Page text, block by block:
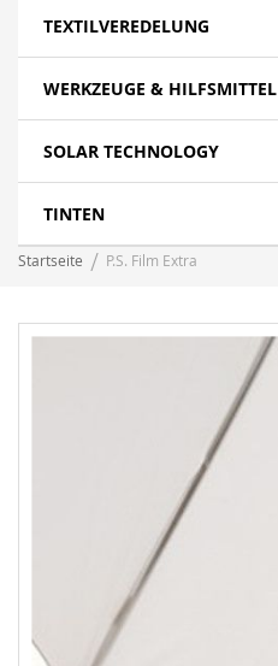
TEXTILVEREDELUNG
WERKZEUGE & HILFSMITTEL
SOLAR TECHNOLOGY
TINTEN
Startseite P.S. Film Extra